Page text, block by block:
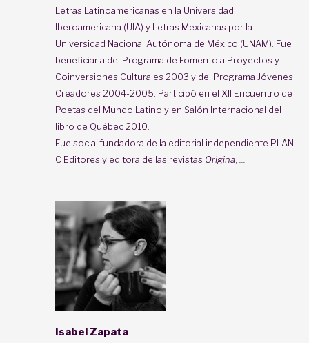
Letras Latinoamericanas en la Universidad
Iberoamericana (UIA) y Letras Mexicanas por la
Universidad Nacional Autónoma de México (UNAM). Fue
beneficiaria del Programa de Fomento a Proyectos y
Coinversiones Culturales 2003 y del Programa Jóvenes
Creadores 2004-2005. Participó en el XII Encuentro de
Poetas del Mundo Latino y en Salón Internacional del
libro de Québec 2010.
Fue socia-fundadora de la editorial independiente PLAN
C Editores y editora de las revistas Origina
Isabel Zapata